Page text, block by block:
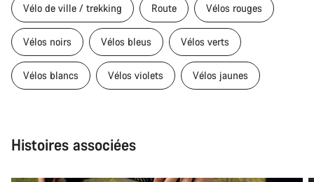
Vélo de ville / trekking Route Vélos rouges
Vélos noirs Vélos bleus Vélos verts
Vélos blancs Vélos violets Vélos jaunes
Histoires associées